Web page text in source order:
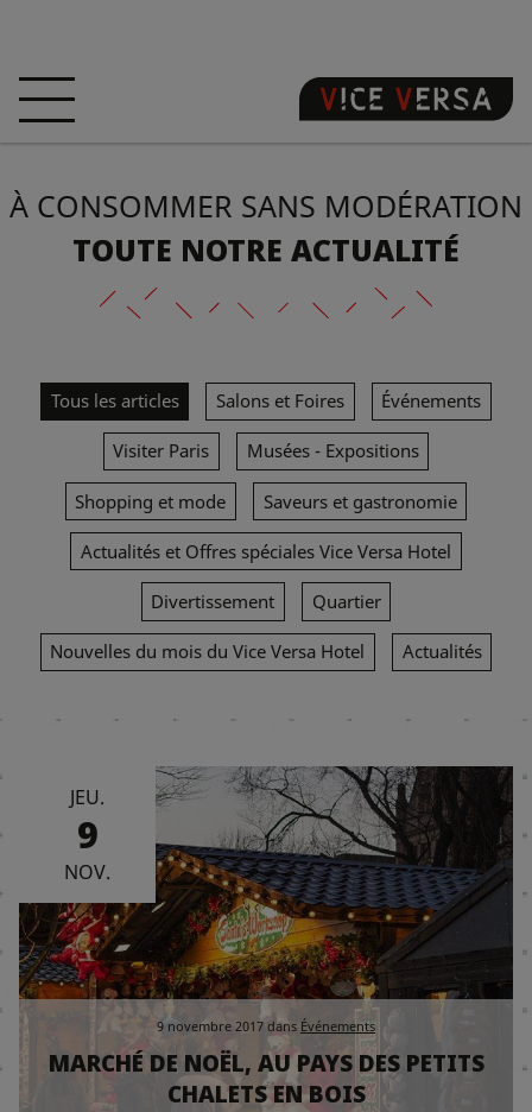
ACCUEIL CHAMBRES
OFFRES LOCALISATION
GARANTISSEZ
ACTUALITÉS PHOTOS
FR
À CONSOMMER SANS MODÉRATION
TOUTE NOTRE ACTUALITÉ
Tous les articles Salons et Foires Événements
Visiter Paris Musées - Expositions
Shopping et mode Saveurs et gastronomie
Actualités et Offres spéciales Vice Versa Hotel
Divertissement Quartier
Nouvelles du mois du Vice Versa Hotel Actualités
JEU.
9
NOV.
9 novembre 2017 dans Événements
MARCHÉ DE NOËL, AU PAYS DES PETITS
CHALETS EN BOIS